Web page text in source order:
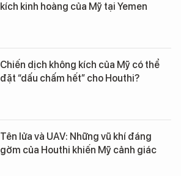
kích kinh hoàng của Mỹ tại Yemen
Chiến dịch không kích của Mỹ có thể
đặt “dấu chấm hết” cho Houthi?
Tên lửa và UAV: Những vũ khí đáng
gờm của Houthi khiến Mỹ cảnh giác